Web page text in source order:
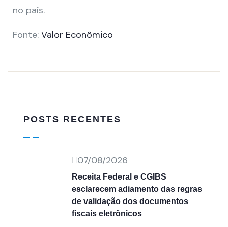
no país.
Fonte: Valor Econômico
POSTS RECENTES
07/08/2026
Receita Federal e CGIBS
esclarecem adiamento das regras
de validação dos documentos
fiscais eletrônicos